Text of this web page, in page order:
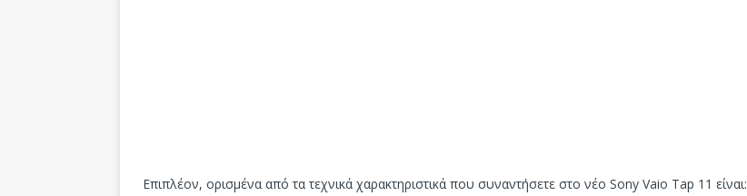
Επιπλέον, ορισμένα από τα τεχνικά χαρακτηριστικά που συναντήσετε στο νέο Sony Vaio Tap 11 είναι: